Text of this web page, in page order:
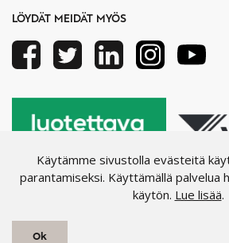
LÖYDÄT MEIDÄT MYÖS
FacebookTwitterLinkedinInstagram
Käytämme sivustolla evästeitä
parantamiseksi. Käyttämällä palvelua
käytön. Lue lisää.
Ok